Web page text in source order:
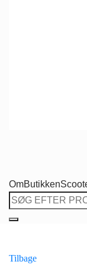
OmButikken
Søg
efter:
Tilbage